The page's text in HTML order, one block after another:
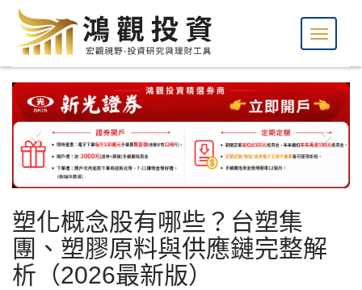
塑化概念股有哪些？台塑集
團、塑膠原料與供應鏈完整解
析（2026最新版）